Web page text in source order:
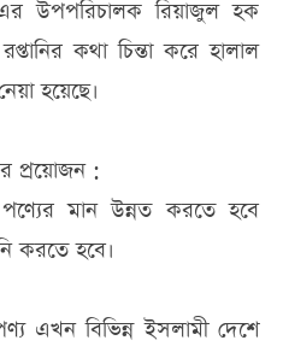
এর উপপরিচালক রিয়াজুল হক
কথা চিন্তা করে হালাল
হয়েছে।
প্রয়োজন :
মান উন্নত করতে হবে
করতে হবে।
এখন বিভিন্ন ইসলামী দেশে